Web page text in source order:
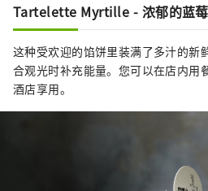
Tartelette Myrtille - 浓郁的蓝
这种受欢迎的馅饼里装满了多汁的新
合观光时补充能量。您可以在店内用
酒店享用。